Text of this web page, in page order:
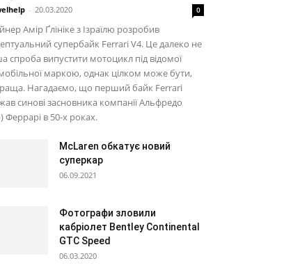
- 20.03.2020 0
Амір Ґлініке з Ізраїлю розробив
супербайк Ferrari V4. Це далеко не
спроба випустити мотоцикл під відомої
маркою, однак цілком може бути,
Нагадаємо, що перший байк Ferrari
синові засновника компанії Альфредо
Феррарі в 50-х роках.
McLaren обкатує новий
суперкар
06.09.2021
Фотографи зловили
кабріолет Bentley Continental
GTC Speed
06.03.2020